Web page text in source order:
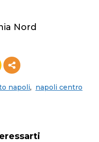
Nord
napoli, napoli centro